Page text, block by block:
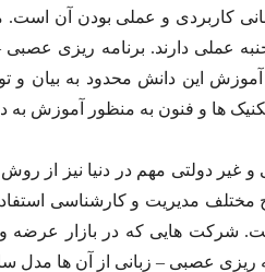
کاربردی و عملی بودن آن
عملی دارند. برنامه ریزی عصبی –
این دانش محدود به بیان و
ها و فنون به منظور آموزش به
و غیر دولتی مهم در دنیا نیز از
مختلف مدیریت و کارشناسی
هایی که در بازار عرضه و
ریزی عصبی – زبانی از آن ها مدل